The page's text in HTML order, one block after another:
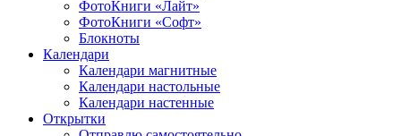
ФотоКниги «Лайт»
ФотоКниги «Софт»
Блокноты
Календари
Календари магнитные
Календари настольные
Календари настенные
Открытки